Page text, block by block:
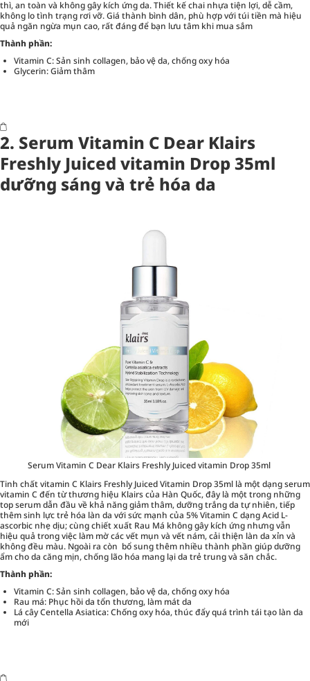
thì, an toàn và không gây kích ứng da. Thiết kế chai nhựa tiện lợi, dễ cầm,
không lo tình trạng rơi vỡ. Giá thành bình dân, phù hợp với túi tiền mà hiệu
quả ngăn ngừa mụn cao, rất đáng để bạn lưu tâm khi mua sắm
Thành phần:
Vitamin C: Sản sinh collagen, bảo vệ da, chống oxy hóa
Glycerin: Giảm thâm
2. Serum Vitamin C Dear Klairs
Freshly Juiced vitamin Drop 35ml
dưỡng sáng và trẻ hóa da
Serum Vitamin C Dear Klairs Freshly Juiced vitamin Drop 35ml
Tinh chất vitamin C Klairs Freshly Juiced Vitamin Drop 35ml là một dạng serum
vitamin C đến từ thương hiệu Klairs của Hàn Quốc, đây là một trong những
top serum dẫn đầu về khả năng giảm thâm, dưỡng trắng da tự nhiên, tiếp
thêm sinh lực trẻ hóa làn da với sức mạnh của 5% Vitamin C dạng Acid L-
ascorbic nhẹ dịu; cùng chiết xuất Rau Má không gây kích ứng nhưng vẫn
hiệu quả trong việc làm mờ các vết mụn và vết nám, cải thiện làn da xỉn và
không đều màu. Ngoài ra còn bổ sung thêm nhiều thành phần giúp dưỡng
ẩm cho da căng mịn, chống lão hóa mang lại da trẻ trung và săn chắc.
Thành phần:
Vitamin C: Sản sinh collagen, bảo vệ da, chống oxy hóa
Rau má: Phục hồi da tổn thương, làm mát da
Lá cây Centella Asiatica: Chống oxy hóa, thúc đẩy quá trình tái tạo làn da
mới